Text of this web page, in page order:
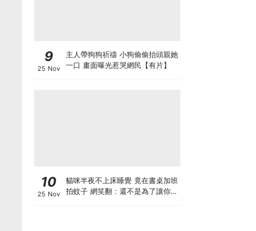
9
25 Nov
主人帶狗狗祈禱 小狗偷偷抬頭親她
一口 畫面曝光惹哭網民【有片】
10
25 Nov
貓咪半夜不上床睡覺 竟在書桌加班
拍蚊子 網笑翻：還不是為了讓你睡